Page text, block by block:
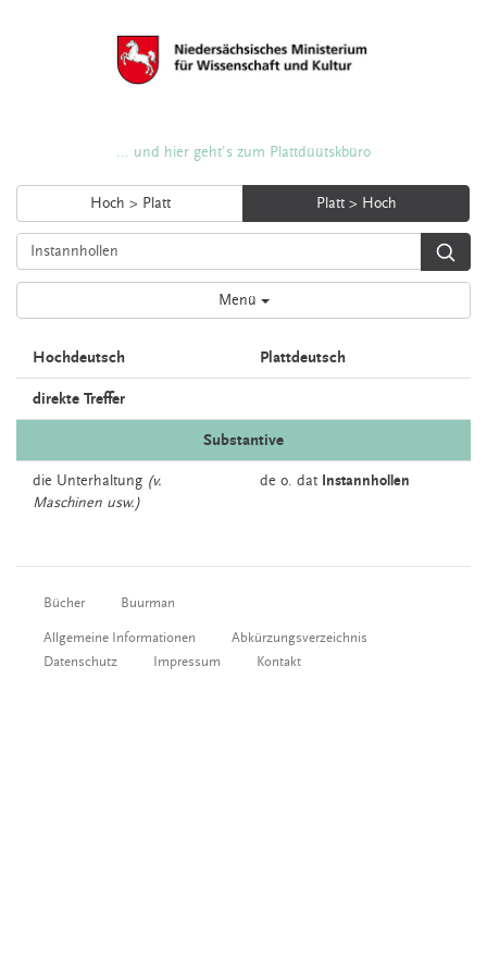
... und hier geht's zum Plattdüütskbüro
Hoch > Platt Platt > Hoch
Menü
Hochdeutsch Plattdeutsch
direkte Treffer
Substantive
die Unterhaltung (v.
Maschinen usw.)
de o. dat Instannhollen
Bücher Buurman
Allgemeine Informationen
Abkürzungsverzeichnis
Datenschutz
Impressum Kontakt